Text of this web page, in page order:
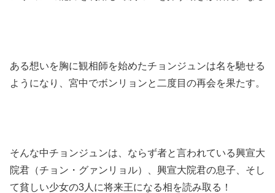
ある想いを胸に観相師を始めたチョンジュンは名を馳せる
ようになり、宮中でボンリョンと二度目の再会を果たす。
そんな中チョンジュンは、ならず者と言われている興宣大
院君（チョン・グァンリョル）、興宣大院君の息子、そし
て貧しい少女の3人に将来王になる相を読み取る！